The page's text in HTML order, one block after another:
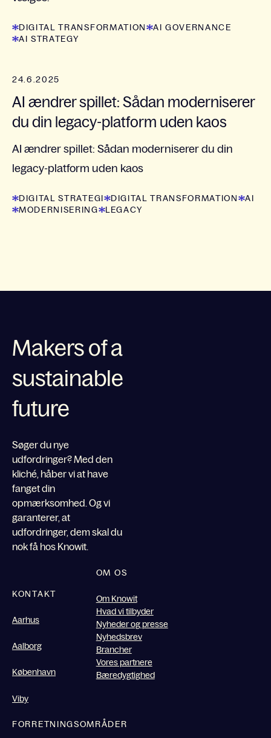
DIGITAL TRANSFORMATION
AI GOVERNANCE
AI STRATEGY
24.6.2025
AI ændrer spillet: Sådan moderniserer
du din legacy-platform uden kaos
AI ændrer spillet: Sådan moderniserer du din
legacy-platform uden kaos
DIGITAL STRATEGI DIGITAL TRANSFORMATION
AI
MODERNISERING
LEGACY
Makers of a
sustainable
future
Søger du nye
udfordringer? Med den
kliché, håber vi at have
fanget din
opmærksomhed. Og vi
garanterer, at
udfordringer, dem skal du
nok få hos Knowit.
KONTAKT
Aarhus
Aalborg
København
Viby
OM OS
Om Knowit
Hvad vi tilbyder
Nyheder og presse
Nyhedsbrev
Brancher
Vores partnere
Bæredygtighed
FORRETNINGSOMRÅDER